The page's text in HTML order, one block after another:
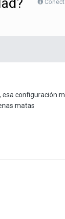
configuración
matas